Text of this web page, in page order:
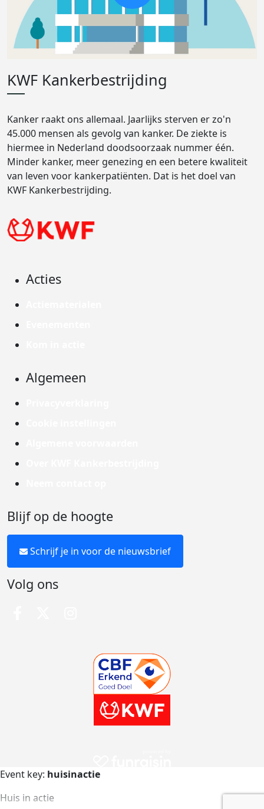
KWF Kankerbestrijding
Kanker raakt ons allemaal. Jaarlijks sterven er zo'n
45.000 mensen als gevolg van kanker. De ziekte is
hiermee in Nederland doodsoorzaak nummer één.
Minder kanker, meer genezing en een betere kwaliteit
van leven voor kankerpatiënten. Dat is het doel van
KWF Kankerbestrijding.
Acties
Algemeen
Blijf op de hoogte
Schrijf je in voor de nieuwsbrief
Volg ons
Event key: huisinactie
Huis in actie